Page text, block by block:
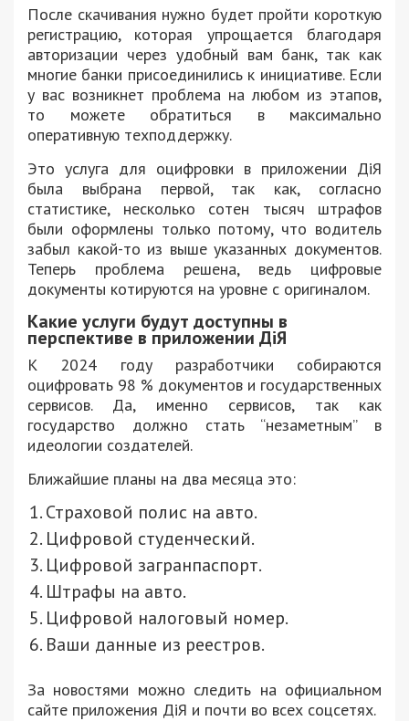
После скачивания нужно будет пройти короткую
регистрацию, которая упрощается благодаря
авторизации через удобный вам банк, так как
многие банки присоединились к инициативе. Если
у вас возникнет проблема на любом из этапов,
то можете обратиться в максимально
оперативную техподдержку.
Это услуга для оцифровки в приложении ДіЯ
была выбрана первой, так как, согласно
статистике, несколько сотен тысяч штрафов
были оформлены только потому, что водитель
забыл какой-то из выше указанных документов.
Теперь проблема решена, ведь цифровые
документы котируются на уровне с оригиналом.
Какие услуги будут доступны в
перспективе в приложении ДіЯ
К 2024 году разработчики собираются
оцифровать 98 % документов и государственных
сервисов. Да, именно сервисов, так как
государство должно стать “незаметным” в
идеологии создателей.
Ближайшие планы на два месяца это:
Страховой полис на авто.
Цифровой студенческий.
Цифровой загранпаспорт.
Штрафы на авто.
Цифровой налоговый номер.
Ваши данные из реестров.
За новостями можно следить на официальном
сайте приложения ДіЯ и почти во всех соцсетях.